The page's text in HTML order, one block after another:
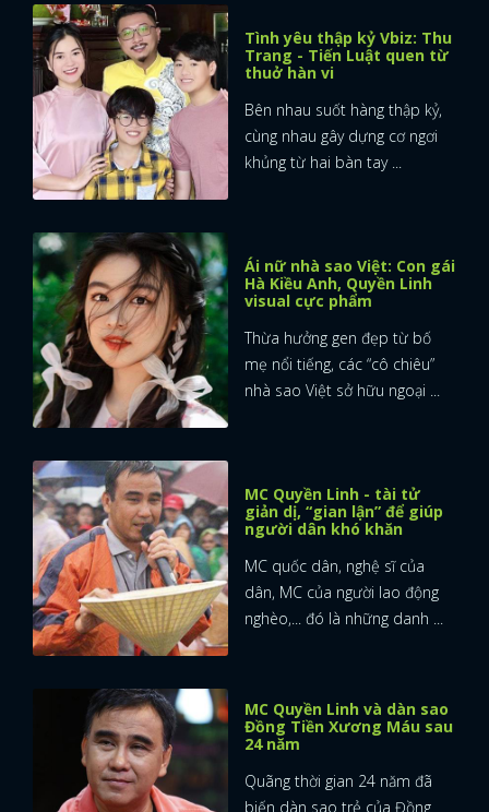
FACEBOOK GOOGLE
Tình yêu thập kỷ Vbiz: Thu
Trang - Tiến Luật quen từ
thuở hàn vi
Bên nhau suốt hàng thập kỷ,
cùng nhau gây dựng cơ ngơi
khủng từ hai bàn tay ...
Ái nữ nhà sao Việt: Con gái
Hà Kiều Anh, Quyền Linh
visual cực phẩm
Thừa hưởng gen đẹp từ bố
mẹ nổi tiếng, các “cô chiêu”
nhà sao Việt sở hữu ngoại ...
MC Quyền Linh - tài tử
giản dị, “gian lận” để giúp
người dân khó khăn
MC quốc dân, nghệ sĩ của
dân, MC của người lao động
nghèo,... đó là những danh ...
MC Quyền Linh và dàn sao
Đồng Tiền Xương Máu sau
24 năm
Quãng thời gian 24 năm đã
biến dàn sao trẻ của Đồng